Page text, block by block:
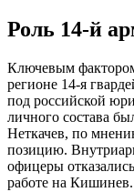
Роль 14-й
Ключевым
регионе 14-я
под российской
личного состава
Неткачев, по
позицию.
офицеры
работе на Кишинев.